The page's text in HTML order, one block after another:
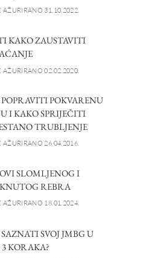
AŽURIRANO 31.10.2022.
KAKO ZAUSTAVITI
AŽURIRANO 02.02.2020.
POKVARENU
I KAKO SPRIJEČITI
TRUBLJENJE
AŽURIRANO 26.04.2016.
SLOMLJENOG I
REBRA
AŽURIRANO 18.01.2024.
SVOJ JMBG U
KORAKA?